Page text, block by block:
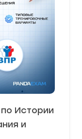
Истории
и